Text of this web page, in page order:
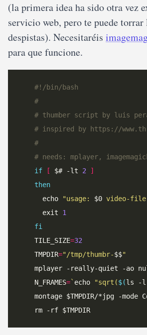
(la primera idea ha sido otra vez
servicio web, pero te puede
despistas). Necesitaréis
para que funcione.
#!/bin/bash
#
# thumber script by luis
# inspired by https://
#
# needs: mplayer,
if
[ $# -lt 2
]
then
      echo
"usage: $0 video-file
      exit
1
fi
    TILE_SIZE
=32
    TMPDIR
="/tmp/thumbr-$$"
mplayer -really-quiet -ao
    N_FRAMES
=` echo "sqrt($(ls -l
montage $TMPDIR/*jpg -mode